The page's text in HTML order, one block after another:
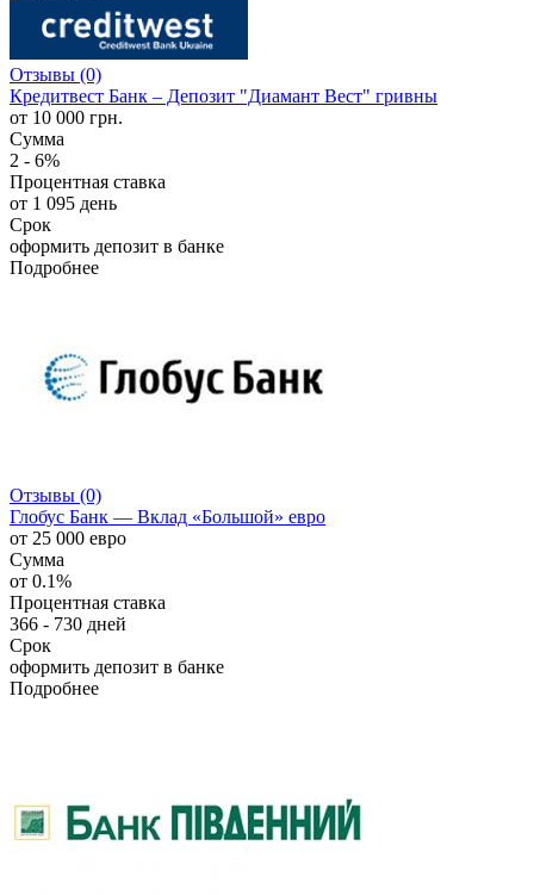
Отзывы (0)
Кредитвест Банк – Депозит "Диамант Вест" гривны
от 10 000 грн.
Сумма
2 - 6%
Процентная ставка
от 1 095 день
Срок
оформить депозит в банке
Подробнее
Отзывы (0)
Глобус Банк — Вклад «Большой» евро
от 25 000 евро
Сумма
от 0.1%
Процентная ставка
366 - 730 дней
Срок
оформить депозит в банке
Подробнее